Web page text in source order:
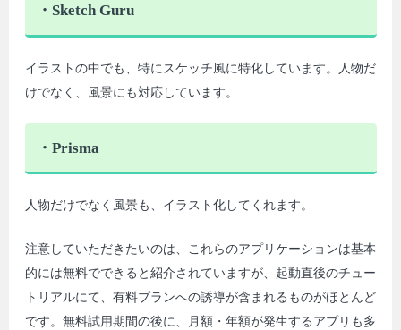
・Sketch Guru
イラストの中でも、特にスケッチ風に特化しています。人物だ
けでなく、風景にも対応しています。
・Prisma
人物だけでなく風景も、イラスト化してくれます。
注意していただきたいのは、これらのアプリケーションは基本
的には無料でできると紹介されていますが、起動直後のチュー
トリアルにて、有料プランへの誘導が含まれるものがほとんど
です。無料試用期間の後に、月額・年額が発生するアプリも多